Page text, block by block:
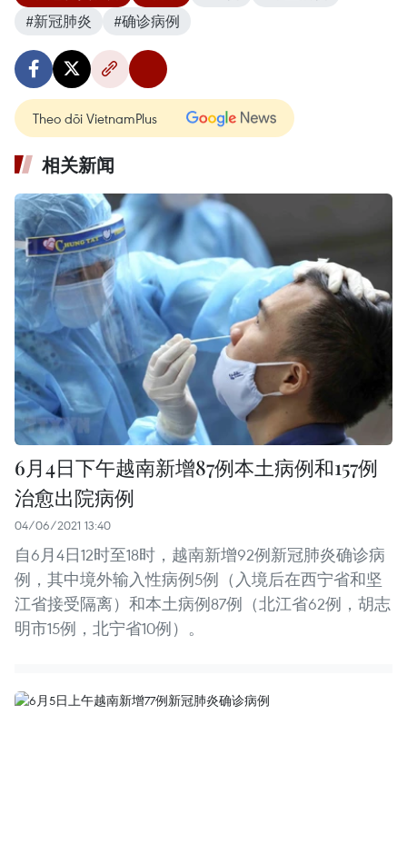
#新冠肺炎
#确诊病例
Theo dõi VietnamPlus
相关新闻
6月4日下午越南新增87例本土病例和157例
治愈出院病例
04/06/2021 13:40
自6月4日12时至18时，越南新增92例新冠肺炎确诊病
例，其中境外输入性病例5例（入境后在西宁省和坚
江省接受隔离）和本土病例87例（北江省62例，胡志
明市15例，北宁省10例）。